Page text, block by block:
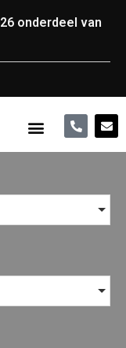
onderdeel van